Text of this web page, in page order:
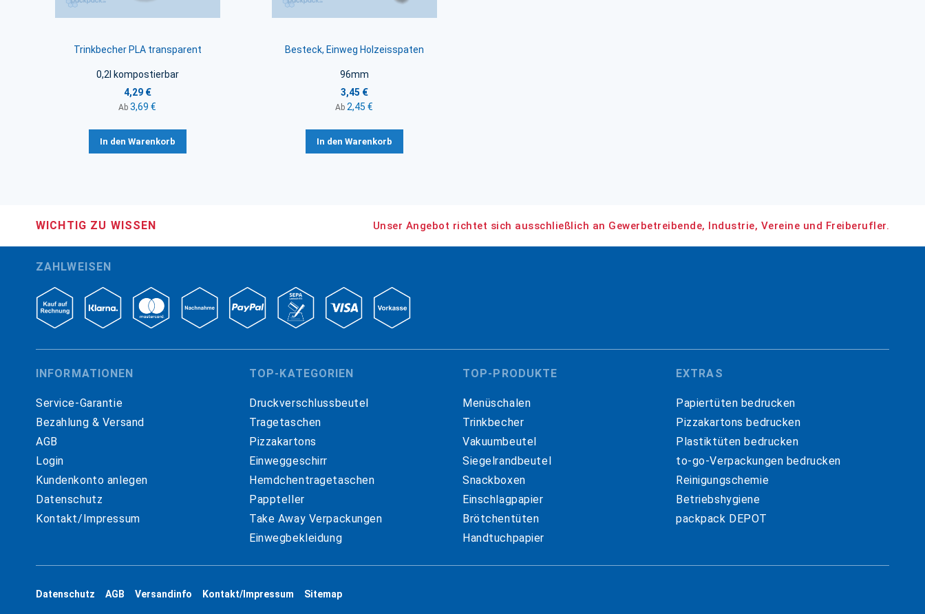
Trinkbecher PLA transparent
0,2l kompostierbar
4,29 €
Ab 3,69 €
In den Warenkorb
Besteck, Einweg Holzeisspaten
96mm
3,45 €
Ab 2,45 €
In den Warenkorb
WICHTIG ZU WISSEN Unser Angebot richtet sich ausschließlich an Gewerbetreibende, Industrie, Vereine und Freiberufler.
ZAHLWEISEN
INFORMATIONEN
Service-Garantie
Bezahlung & Versand
AGB
Login
Kundenkonto anlegen
Datenschutz
Kontakt/Impressum
TOP-KATEGORIEN
Druckverschlussbeutel
Tragetaschen
Pizzakartons
Einweggeschirr
Hemdchentragetaschen
Pappteller
Take Away Verpackungen
Einwegbekleidung
TOP-PRODUKTE
Menüschalen
Trinkbecher
Vakuumbeutel
Siegelrandbeutel
Snackboxen
Einschlagpapier
Brötchentüten
Handtuchpapier
EXTRAS
Papiertüten bedrucken
Pizzakartons bedrucken
Plastiktüten bedrucken
to-go-Verpackungen bedrucken
Reinigungschemie
Betriebshygiene
packpack DEPOT
Datenschutz AGB Versandinfo Kontakt/Impressum Sitemap